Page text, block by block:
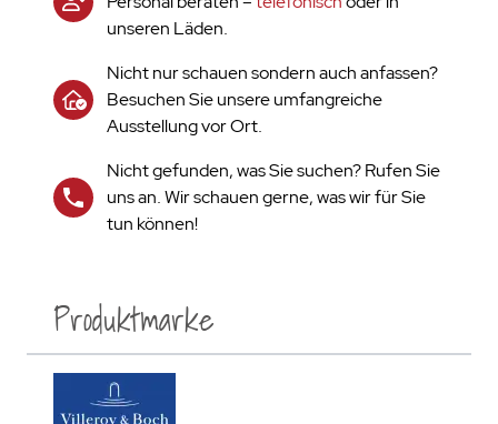
unseren Läden.
Nicht nur schauen sondern auch anfassen?
Besuchen Sie unsere umfangreiche
Ausstellung vor Ort.
Nicht gefunden, was Sie suchen? Rufen Sie
uns an. Wir schauen gerne, was wir für Sie
tun können!
Produktmarke